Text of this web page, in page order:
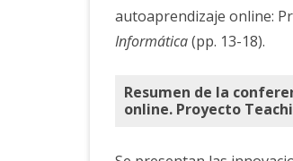
autoaprendizaje online:
Informática(pp. 13-18).
Resumen de la
online. Proyecto